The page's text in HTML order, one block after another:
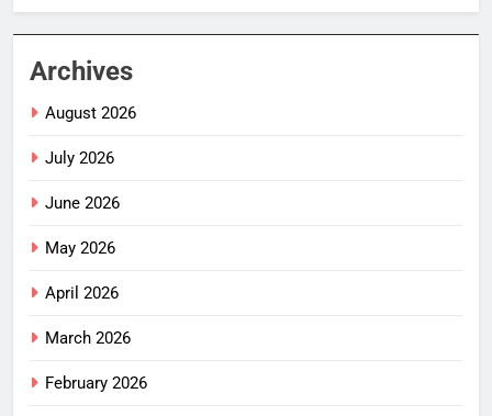
Archives
August 2026
July 2026
June 2026
May 2026
April 2026
March 2026
February 2026